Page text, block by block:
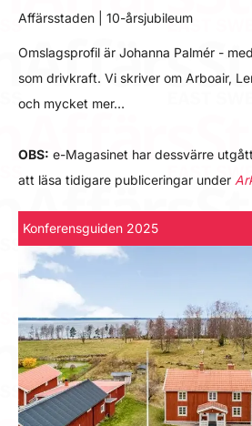
Affärsstaden | 10-årsjubileum
Omslagsprofil är Johanna Palmér -
som drivkraft. Vi skriver om Arboair,
och mycket mer…
OBS: e-Magasinet har dessvärre
att läsa tidigare publiceringar under
Konferensguiden 2025